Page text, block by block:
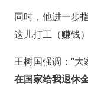
同时，他进一步
这儿打工（赚钱
王树国强调：“大
在国家给我退休